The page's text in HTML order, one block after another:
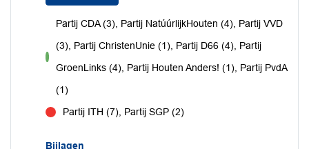
voor
Partij CDA (3), Partij NatúúrlijkHouten (4), Partij VVD
(3), Partij ChristenUnie (1), Partij D66 (4), Partij
GroenLinks (4), Partij Houten Anders! (1), Partij PvdA
(1)
Partij ITH (7), Partij SGP (2)
Bijlagen